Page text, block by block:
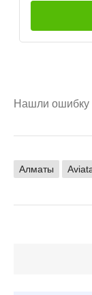
Нашли ошибку
Алматы